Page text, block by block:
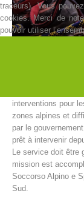
Histoire de
interventions pour
zones alpines et
par le
prêt à intervenir
Le service doit être
mission est
Soccorso Alpino e
Sud.
traceurs). Vous
cookies. Merci de
pouvoir utiliser